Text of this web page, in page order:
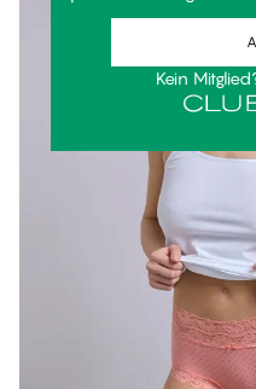
Kein